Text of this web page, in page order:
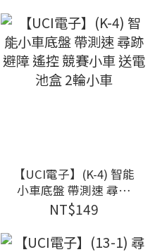
PS2
【UCI電子】(K-4) 智能
小車底盤 帶測速 尋跡
避障 遙控 競賽小車 送
NT$149